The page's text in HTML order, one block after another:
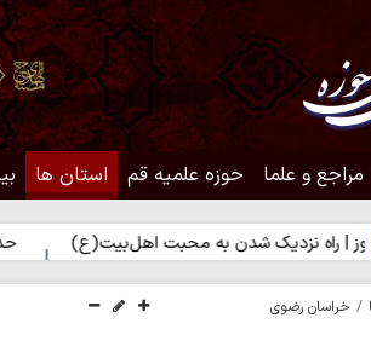
مراجع و علما حوزه علمیه قم استان ها
شدن به محبت اهل‌بیت(ع) حدیث روز |
خراسان رضوی